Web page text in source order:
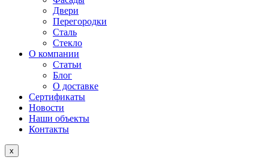
Двери
Перегородки
Сталь
Стекло
О компании
Статьи
Блог
О доставке
Сертификаты
Новости
Наши объекты
Контакты
x